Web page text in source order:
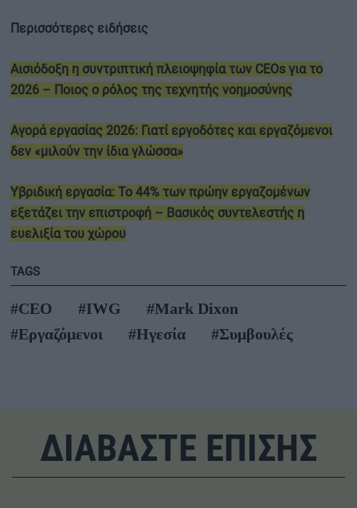
Περισσότερες ειδήσεις
Αισιόδοξη η συντριπτική πλειοψηφία των CEOs για το
2026 – Ποιος ο ρόλος της τεχνητής νοημοσύνης
Αγορά εργασίας 2026: Γιατί εργοδότες και εργαζόμενοι
δεν «μιλούν την ίδια γλώσσα»
Υβριδική εργασία: Το 44% των πρώην εργαζομένων
εξετάζει την επιστροφή – Βασικός συντελεστής η
ευελιξία του χώρου
TAGS
#CEO #IWG
#Mark Dixon
#Εργαζόμενοι
#Ηγεσία #Συμβουλές
ΔΙΑΒΑΣΤΕ ΕΠΙΣΗΣ